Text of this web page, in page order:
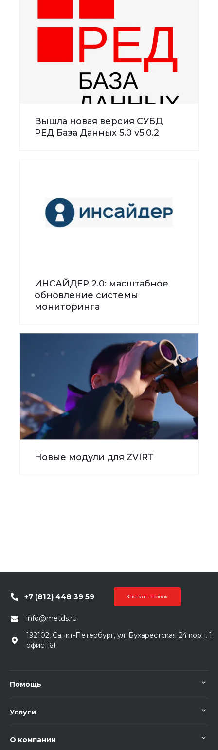
Вышла новая версия СУБД
РЕД База Данных 5.0 v5.0.2
ИНСАЙДЕР 2.0: масштабное
обновление системы
мониторинга
Новые модули для ZVIRT
+7 (812) 448 39 59 Заказать звонок
info@metds.ru
192102, Санкт-Петербург, ул. Бухарестская 24 корп. 1,
офис 161
Помощь
Услуги
О компании